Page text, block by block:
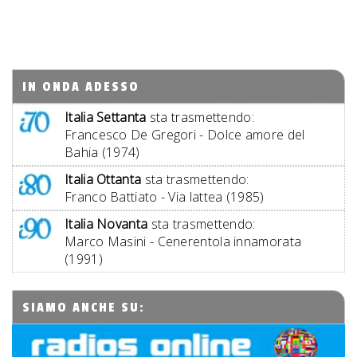
IN ONDA ADESSO
Italia Settanta sta trasmettendo:
Francesco De Gregori - Dolce amore del
Bahia (1974)
Italia Ottanta sta trasmettendo:
Franco Battiato - Via lattea (1985)
Italia Novanta sta trasmettendo:
Marco Masini - Cenerentola innamorata
(1991)
SIAMO ANCHE SU: